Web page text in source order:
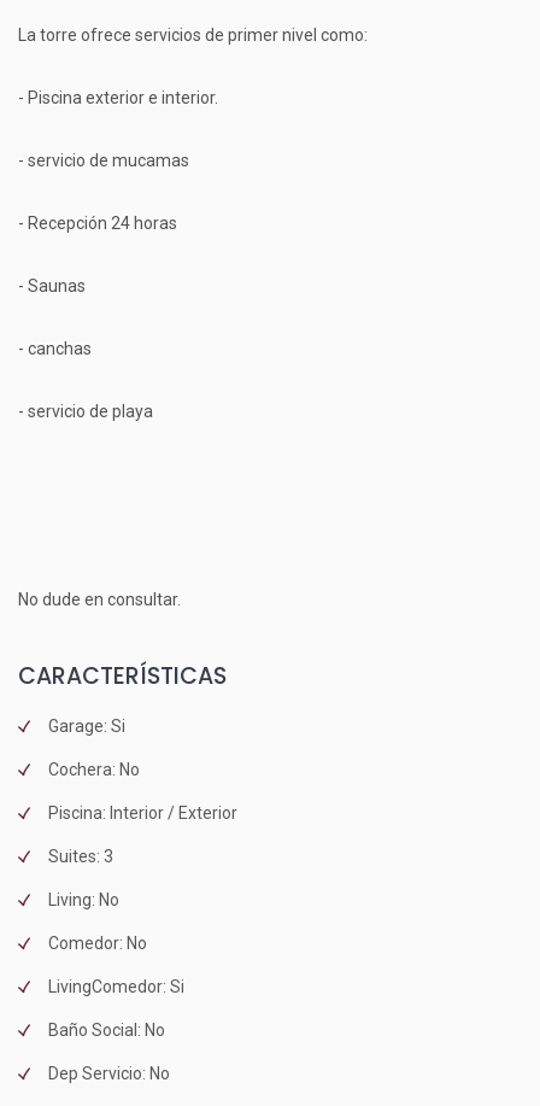
La torre ofrece servicios de primer nivel como:
- Piscina exterior e interior.
- servicio de mucamas
- Recepción 24 horas
- Saunas
- canchas
- servicio de playa
No dude en consultar.
CARACTERÍSTICAS
Garage: Si
Cochera: No
Piscina: Interior / Exterior
Suites: 3
Living: No
Comedor: No
LivingComedor: Si
Baño Social: No
Dep Servicio: No